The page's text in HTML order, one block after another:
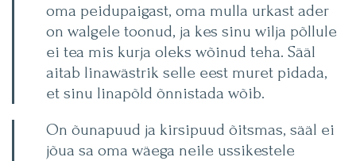
oma peidupaigast, oma mulla urkast ader
on walgele toonud, ja kes sinu wilja põllule
ei tea mis kurja oleks wõinud teha. Sääl
aitab linawästrik selle eest muret pidada,
et sinu linapõld õnnistada wõib.
On õunapuud ja kirsipuud õitsmas, sääl ei
jõua sa oma wäega neile ussikestele